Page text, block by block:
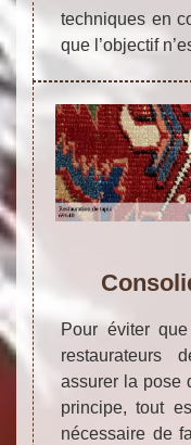
techniques en
que l’objectif
Pour éviter
restaurateurs
assurer la pose
principe, tout
nécessaire de